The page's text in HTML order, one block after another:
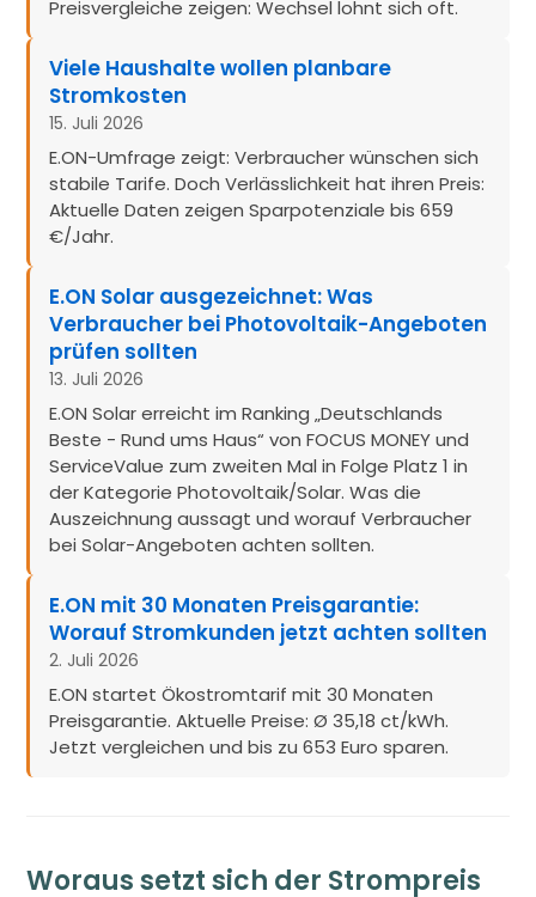
Preisvergleiche zeigen: Wechsel lohnt sich oft.
Viele Haushalte wollen planbare
Stromkosten
15. Juli 2026
E.ON-Umfrage zeigt: Verbraucher wünschen sich
stabile Tarife. Doch Verlässlichkeit hat ihren Preis:
Aktuelle Daten zeigen Sparpotenziale bis 659
€/Jahr.
E.ON Solar ausgezeichnet: Was
Verbraucher bei Photovoltaik-Angeboten
prüfen sollten
13. Juli 2026
E.ON Solar erreicht im Ranking „Deutschlands
Beste - Rund ums Haus“ von FOCUS MONEY und
ServiceValue zum zweiten Mal in Folge Platz 1 in
der Kategorie Photovoltaik/Solar. Was die
Auszeichnung aussagt und worauf Verbraucher
bei Solar-Angeboten achten sollten.
E.ON mit 30 Monaten Preisgarantie:
Worauf Stromkunden jetzt achten sollten
2. Juli 2026
E.ON startet Ökostromtarif mit 30 Monaten
Preisgarantie. Aktuelle Preise: Ø 35,18 ct/kWh.
Jetzt vergleichen und bis zu 653 Euro sparen.
Woraus setzt sich der Strompreis